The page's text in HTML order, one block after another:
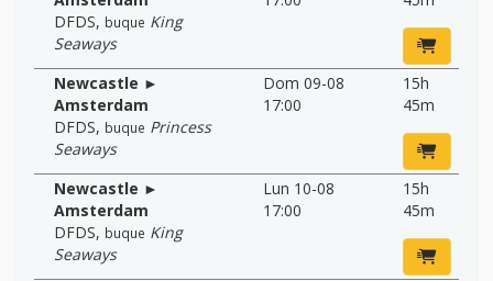
DFDS, buque King
Seaways
Newcastle ►
Amsterdam
DFDS, buque Princess
Seaways
Dom 09-08
17:00
15h
45m
Newcastle ►
Amsterdam
DFDS, buque King
Seaways
Lun 10-08
17:00
15h
45m